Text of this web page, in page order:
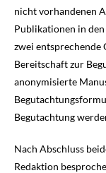
nicht vorhandenen
Publikationen in
zwei entsprechende
Bereitschaft zur
anonymisierte
Begutachtung
Nach Abschluss
Redaktion